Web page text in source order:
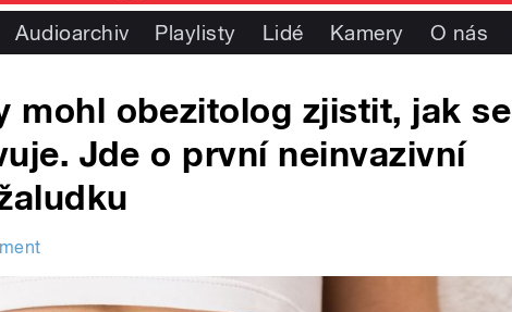
Audioarchiv Playlisty Lidé Kamery O nás
mohl obezitolog zjistit, jak se
Jde o první neinvazivní